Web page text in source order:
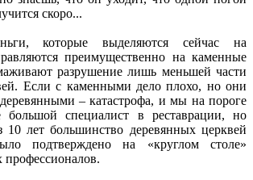
скоро...
которые выделяются сейчас на
преимущественно на каменные
разрушение лишь меньшей части
Если с каменными дело плохо, но они
– катастрофа, и мы на пороге
специалист в реставрации, но
10 лет большинство деревянных церквей
подтверждено на «круглом столе»